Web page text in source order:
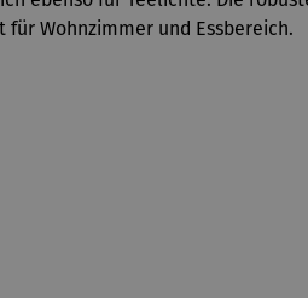
Wohnzimmer und Essbereich.